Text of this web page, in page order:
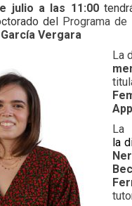
julio a las 11:00
del Programa
Vergara
La
la